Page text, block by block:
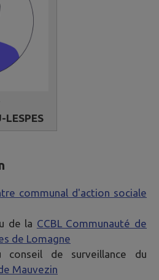
LESPES
communal d'action sociale
de la CCBL Communauté de
de Lomagne
conseil de surveillance du
Mauvezin